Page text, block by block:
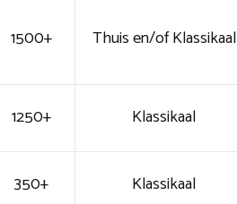
1500+ Thuis en/of Klassikaal
1250+ Klassikaal
350+ Klassikaal